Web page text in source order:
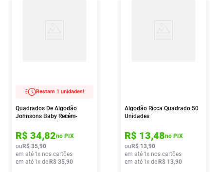
Restam 1 unidades!
Quadrados De Algodão
Johnsons Baby Recém-
R$ 34,82no PIX
ou R$ 35,90
em até 1x nos cartões
em até 1x de R$ 35,90
Algodão Ricca Quadrado 50
Unidades
R$ 13,48no PIX
ou R$ 13,90
em até 1x nos cartões
em até 1x de R$ 13,90